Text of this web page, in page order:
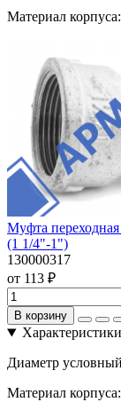
Материал корпуса:
Муфта
(1 1/4"-1")
130000317
от 113 ₽
В корзину
Характеристики
Диаметр
Материал корпуса: